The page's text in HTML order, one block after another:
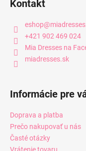
Kontakt
eshop@
+421 902 469 024
Mia Dresses na
miadresses.sk
Informácie pre
Doprava a platba
Prečo nakupovať u nás
Časté otázky
Vrátenie tovaru